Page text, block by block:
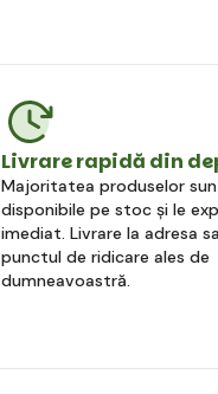
Livrare rapidă din
Majoritatea produselor
disponibile pe stoc și le
imediat. Livrare la adresa
punctul de ridicare ales de
dumneavoastră.